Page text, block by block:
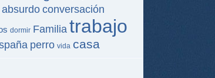
absurdo conversación
dormir Familia trabajo
perro vida casa